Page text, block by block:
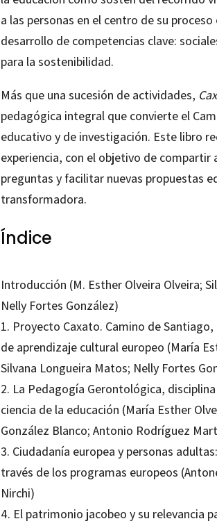
a las personas en el centro de su
desarrollo de competencias clave:
para la sostenibilidad.
Más que una sucesión de actividades,
pedagógica integral que convierte el
educativo y de investigación. Este libro
experiencia, con el objetivo de compartir
preguntas y facilitar nuevas propuestas
transformadora.
Índice
Introducción (M. Esther Olveira Olveira;
Nelly Fortes González)
1. Proyecto Caxato. Camino de
de aprendizaje cultural europeo (María
Silvana Longueira Matos; Nelly Fortes
2. La Pedagogía Gerontológica,
ciencia de la educación (María Esther
González Blanco; Antonio Rodríguez
3. Ciudadanía europea y personas
través de los programas europeos
Nirchi)
4. El patrimonio jacobeo y su relevancia